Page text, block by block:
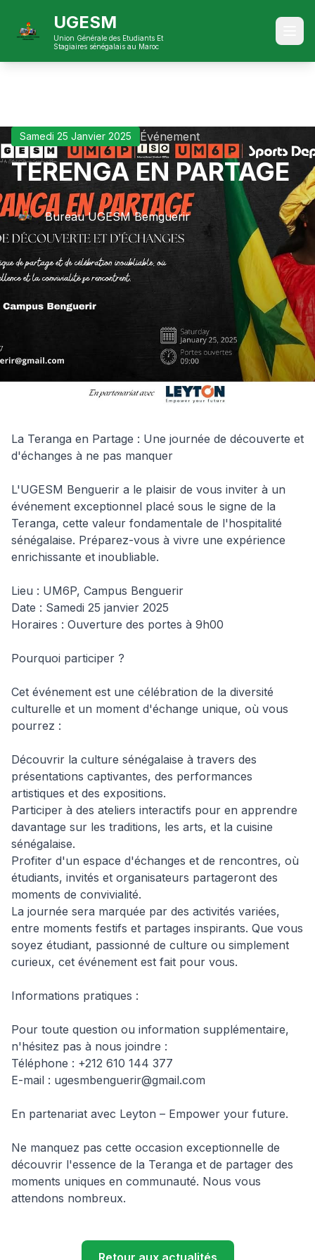
UGESM
Union Générale des Etudiants Et
Stagiaires sénégalais au Maroc
Accueil Actualites
Samedi 25 Janvier 2025 Événement
TERENGA EN PARTAGE
Bureau UGESM Bemguerir
La Teranga en Partage : Une journée de découverte et
d'échanges à ne pas manquer
L'UGESM Benguerir a le plaisir de vous inviter à un
événement exceptionnel placé sous le signe de la
Teranga, cette valeur fondamentale de l'hospitalité
sénégalaise. Préparez-vous à vivre une expérience
enrichissante et inoubliable.
Lieu : UM6P, Campus Benguerir
Date : Samedi 25 janvier 2025
Horaires : Ouverture des portes à 9h00
Pourquoi participer ?
Cet événement est une célébration de la diversité
culturelle et un moment d'échange unique, où vous
pourrez :
Découvrir la culture sénégalaise à travers des
présentations captivantes, des performances
artistiques et des expositions.
Participer à des ateliers interactifs pour en apprendre
davantage sur les traditions, les arts, et la cuisine
sénégalaise.
Profiter d'un espace d'échanges et de rencontres, où
étudiants, invités et organisateurs partageront des
moments de convivialité.
La journée sera marquée par des activités variées,
entre moments festifs et partages inspirants. Que vous
soyez étudiant, passionné de culture ou simplement
curieux, cet événement est fait pour vous.
Informations pratiques :
Pour toute question ou information supplémentaire,
n'hésitez pas à nous joindre :
Téléphone : +212 610 144 377
E-mail : ugesmbenguerir@gmail.com
En partenariat avec Leyton – Empower your future.
Ne manquez pas cette occasion exceptionnelle de
découvrir l'essence de la Teranga et de partager des
moments uniques en communauté. Nous vous
attendons nombreux.
Retour aux actualités